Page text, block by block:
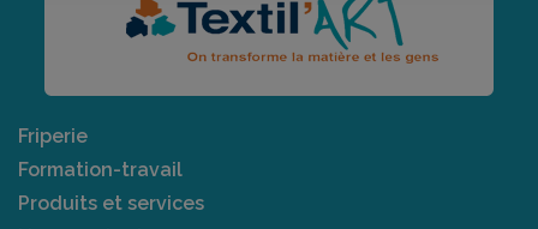
Friperie
Formation-travail
Produits et services